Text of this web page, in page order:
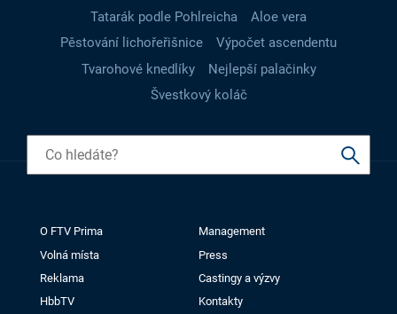
Tatarák podle Pohlreicha
Aloe vera
Pěstování lichořeřišnice
Výpočet ascendentu
Tvarohové knedlíky
Nejlepší palačinky
Švestkový koláč
O FTV Prima
Management
Volná místa
Press
Reklama
Castingy a výzvy
HbbTV
Kontakty